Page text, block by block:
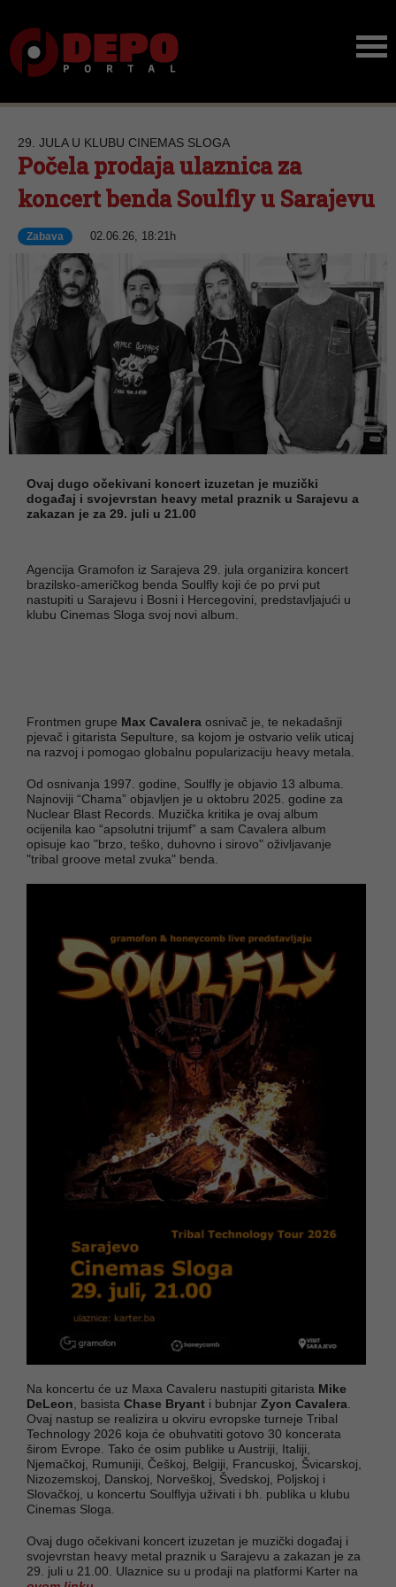
29. JULA U KLUBU CINEMAS SLOGA
Počela prodaja ulaznica za
koncert benda Soulfly u Sarajevu
Zabava 02.06.26, 18:21h
Ovaj dugo očekivani koncert izuzetan je muzički
događaj i svojevrstan heavy metal praznik u Sarajevu a
zakazan je za 29. juli u 21.00
Agencija Gramofon iz Sarajeva 29. jula organizira koncert
brazilsko-američkog benda Soulfly koji će po prvi put
nastupiti u Sarajevu i Bosni i Hercegovini, predstavljajući u
klubu Cinemas Sloga svoj novi album.
Frontmen grupe Max Cavalera osnivač je, te nekadašnji
pjevač i gitarista Sepulture, sa kojom je ostvario velik uticaj
na razvoj i pomogao globalnu popularizaciju heavy metala.
Od osnivanja 1997. godine, Soulfly je objavio 13 albuma.
Najnoviji “Chama” objavljen je u oktobru 2025. godine za
Nuclear Blast Records. Muzička kritika je ovaj album
ocijenila kao “apsolutni trijumf” a sam Cavalera album
opisuje kao "brzo, teško, duhovno i sirovo" oživljavanje
"tribal groove metal zvuka" benda.
Na koncertu će uz Maxa Cavaleru nastupiti gitarista Mike
DeLeon , basista Chase Bryant i bubnjar Zyon Cavalera
Ovaj nastup se realizira u okviru evropske turneje Tribal
Technology 2026 koja će obuhvatiti gotovo 30 koncerata
širom Evrope. Tako će osim publike u Austriji, Italiji,
Njemačkoj, Rumuniji, Češkoj, Belgiji, Francuskoj, Švicarskoj,
Nizozemskoj, Danskoj, Norveškoj, Švedskoj, Poljskoj i
Slovačkoj, u koncertu Soulflyja uživati i bh. publika u klubu
Cinemas Sloga.
Ovaj dugo očekivani koncert izuzetan je muzički događaj i
svojevrstan heavy metal praznik u Sarajevu a zakazan je za
29. juli u 21.00. Ulaznice su u prodaji na platformi Karter na